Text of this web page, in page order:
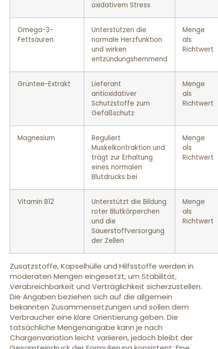
oxidativem Stress
Omega-3-
Fettsäuren
Unterstützen die
normale Herzfunktion
und wirken
entzündungshemmend
Menge
als
Richtwert
Grüntee-Extrakt
Lieferant
antioxidativer
Schutzstoffe zum
Gefäßschutz
Menge
als
Richtwert
Magnesium
Reguliert
Muskelkontraktion und
trägt zur Erhaltung
eines normalen
Blutdrucks bei
Menge
als
Richtwert
Vitamin B12
Unterstützt die Bildung
roter Blutkörperchen
und die
Sauerstoffversorgung
der Zellen
Menge
als
Richtwert
Zusatzstoffe, Kapselhülle und Hilfsstoffe werden in
moderaten Mengen eingesetzt, um Stabilität,
Verabreichbarkeit und Verträglichkeit sicherzustellen.
Die Angaben beziehen sich auf die allgemein
bekannten Zusammensetzungen und sollen dem
Verbraucher eine klare Orientierung geben. Die
tatsächliche Mengenangabe kann je nach
Chargenvariation leicht variieren, jedoch bleibt der